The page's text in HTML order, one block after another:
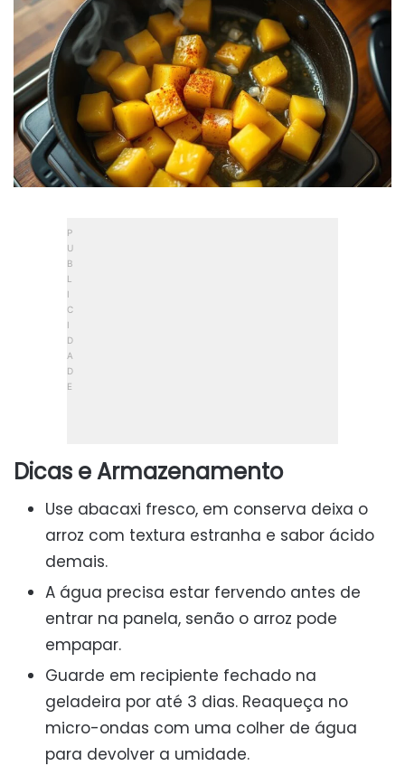
Dicas e Armazenamento
Use abacaxi fresco, em conserva deixa o
arroz com textura estranha e sabor ácido
demais.
A água precisa estar fervendo antes de
entrar na panela, senão o arroz pode
empapar.
Guarde em recipiente fechado na
geladeira por até 3 dias. Reaqueça no
micro-ondas com uma colher de água
para devolver a umidade.